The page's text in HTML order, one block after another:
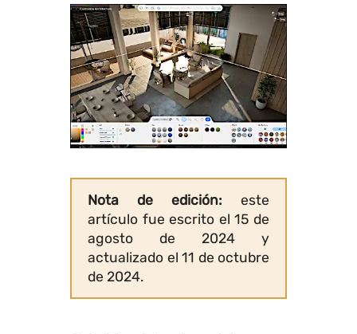
Nota de edición: este
artículo fue escrito el15 de
agosto de 2024 y
actualizado el 11 de octubre
de 2024.